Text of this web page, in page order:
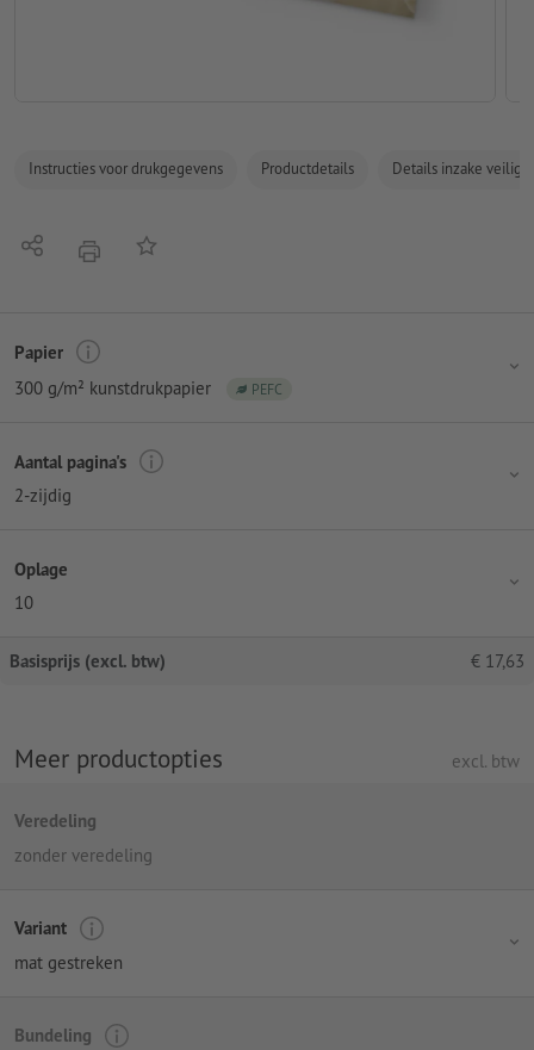
Instructies voor drukgegevens Productdetails Details inzake
Delen afdrukkenOp de lijst
Papier
300 g/m² kunstdrukpapier
PEFC
Aantal pagina's
2-zijdig
Oplage
10
Basisprijs (excl. btw) € 17,63
Meer productopties excl. btw
Veredeling
zonder veredeling
Variant
mat gestreken
Bundeling